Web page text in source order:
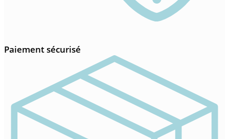
Paiement sécurisé